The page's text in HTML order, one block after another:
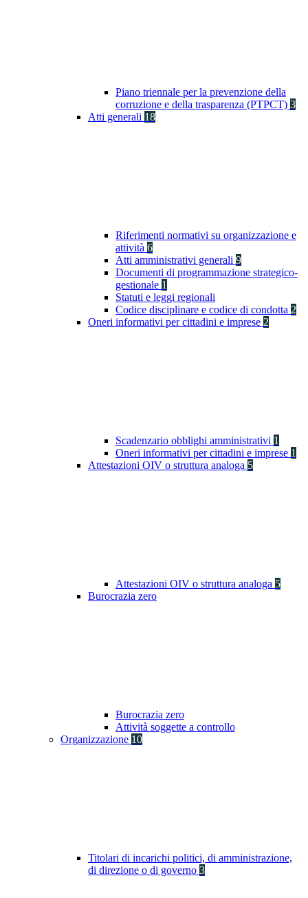
Piano triennale per la prevenzione della
corruzione e della trasparenza (PTPCT) 3
Atti generali 18
Riferimenti normativi su organizzazione e
attività 6
Atti amministrativi generali 9
Documenti di programmazione strategico-
gestionale 1
Statuti e leggi regionali
Codice disciplinare e codice di condotta 2
Oneri informativi per cittadini e imprese 2
Scadenzario obblighi amministrativi 1
Oneri informativi per cittadini e imprese 1
Attestazioni OIV o struttura analoga 5
Attestazioni OIV o struttura analoga 5
Burocrazia zero
Burocrazia zero
Attività soggette a controllo
Organizzazione 10
Titolari di incarichi politici, di amministrazione,
di direzione o di governo 3